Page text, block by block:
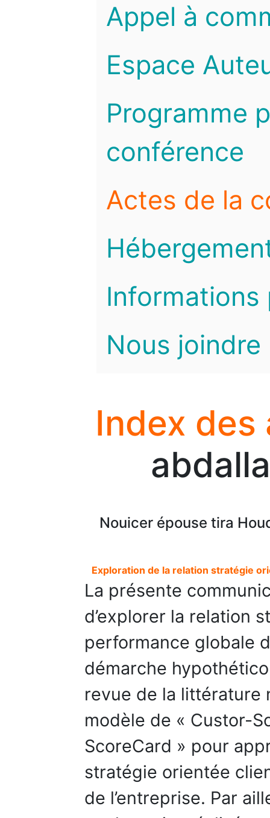
Appel à
Espace
Programme
conférence
Actes de la
Informations
Nous joindre
Index
Nouicer épouse tira
Exploration de la relation stratégie
La présente
d’explorer la relation
performance globale
démarche
revue de la littérature
modèle de « Custor-
ScoreCard » pour
stratégie orientée
de l’entreprise. Par